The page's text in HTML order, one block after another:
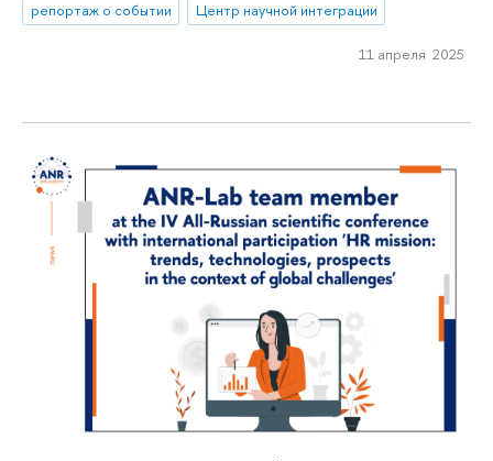
репортаж о событии
Центр научной интеграции
11 апреля 2025